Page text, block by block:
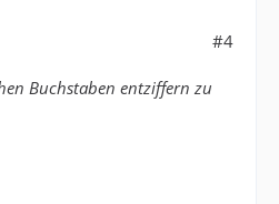
#4
Buchstaben entziffern zu